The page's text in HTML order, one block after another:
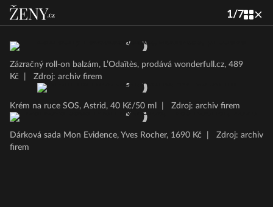
1/7
Zázračný roll-on balzám, L’Odaïtès, prodává wonderfull.cz, 489
Kč
Zdroj: archiv firem
Krém na ruce SOS, Astrid, 40 Kč/50 ml Zdroj: archiv firem
Dárková sada Mon Evidence, Yves Rocher, 1690 Kč
Zdroj: archiv
firem